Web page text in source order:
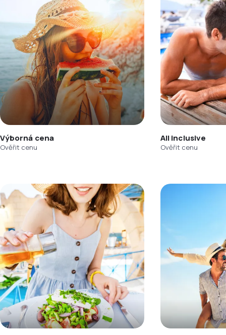
Výborná cena
Ověřit cenu
All inclusive
Ověřit cenu